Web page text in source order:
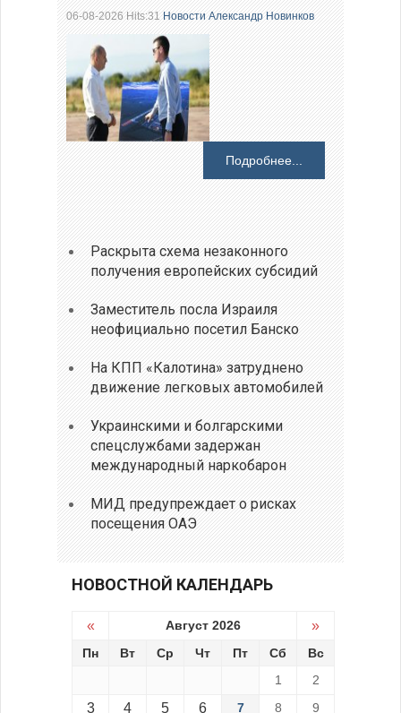
06-08-2026 Hits:31Новости Александр Новинков
Подробнее...
Раскрыта схема незаконного
получения европейских субсидий
Заместитель посла Израиля
неофициально посетил Банско
На КПП «Калотина» затруднено
движение легковых автомобилей
Украинскими и болгарскими
спецслужбами задержан
международный наркобарон
МИД предупреждает о рисках
посещения ОАЭ
НОВОСТНОЙ КАЛЕНДАРЬ
« Август 2026 »
Пн Вт Ср Чт Пт Сб
Вс
1
2
3 4 5 6 7 8 9